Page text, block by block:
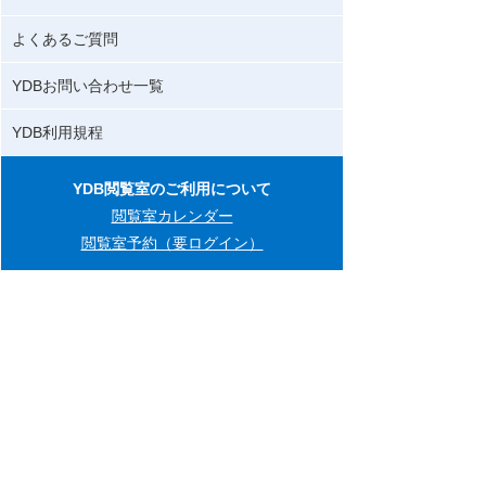
よくあるご質問
YDBお問い合わせ一覧
YDB利用規程
YDB閲覧室のご利用について
閲覧室カレンダー
閲覧室予約（要ログイン）